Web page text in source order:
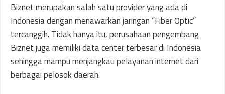
Biznet merupakan salah satu provider yang ada di
Indonesia dengan menawarkan jaringan “Fiber Optic”
tercanggih. Tidak hanya itu, perusahaan pengembang
Biznet juga memiliki data center terbesar di Indonesia
sehingga mampu menjangkau pelayanan internet dari
berbagai pelosok daerah.